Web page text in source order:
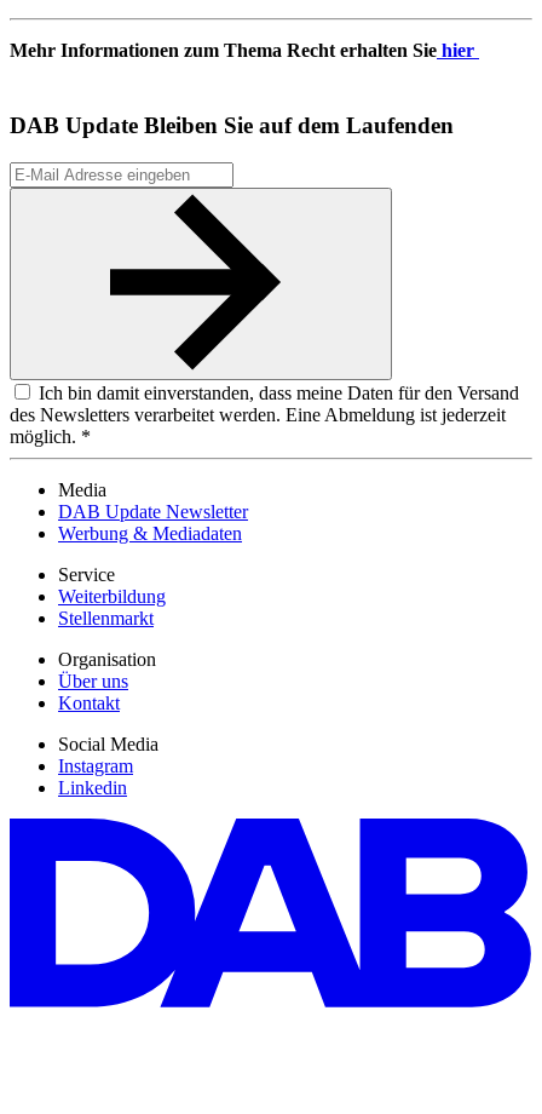
Mehr Informationen zum Thema Recht erhalten Sie hier
DAB Update Bleiben Sie auf dem Laufenden
Ich bin damit einverstanden, dass meine Daten für den Versand
des Newsletters verarbeitet werden. Eine Abmeldung ist jederzeit
möglich. *
Media
DAB Update Newsletter
Werbung & Mediadaten
Service
Weiterbildung
Stellenmarkt
Organisation
Über uns
Kontakt
Social Media
Instagram
Linkedin